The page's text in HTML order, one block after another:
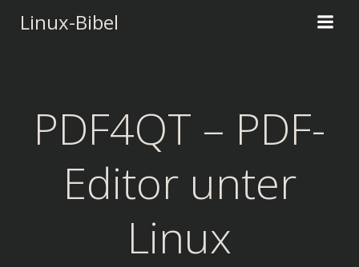
Linux-Bibel
PDF4QT – PDF-
Editor unter
Linux